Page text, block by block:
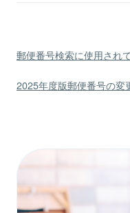
郵便番号検索に使用され
2025年度版郵便番号の変